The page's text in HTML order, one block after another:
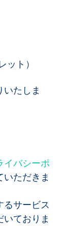
ト）
たしま
イバシーポ
ただきま
るサービス
ておりま